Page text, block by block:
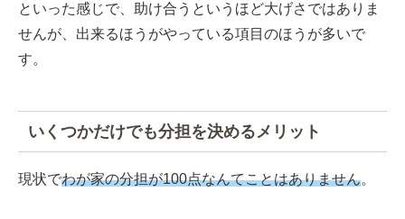
といった感じで、助け合うというほど大げさではありま
せんが、出来るほうがやっている項目のほうが多いで
す。
いくつかだけでも分担を決めるメリット
現状でわが家の分担が100点なんてことはありません。